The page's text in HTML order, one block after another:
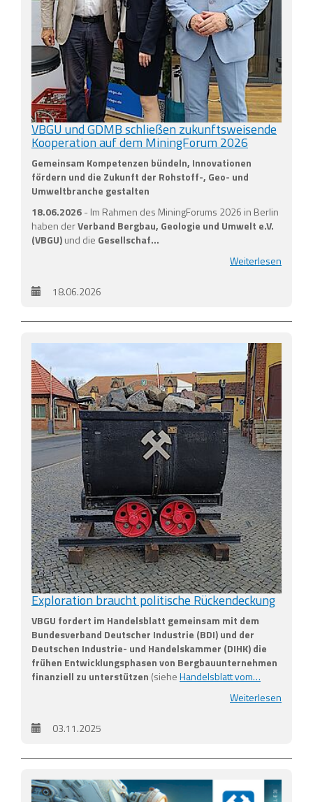
VBGU und GDMB schließen zukunftsweisende
Kooperation auf dem MiningForum 2026
Gemeinsam Kompetenzen bündeln, Innovationen
fördern und die Zukunft der Rohstoff-, Geo- und
Umweltbranche gestalten
18.06.2026- Im Rahmen des MiningForums 2026 in Berlin
haben derVerband Bergbau, Geologie und Umwelt e.V.
(VBGU)und die Gesellschaf…
Weiterlesen
18.06.2026
Exploration braucht politische Rückendeckung
VBGU fordert im Handelsblatt gemeinsam mit dem
Bundesverband Deutscher Industrie (BDI) und der
Deutschen Industrie- und Handelskammer (DIHK) die
frühen Entwicklungsphasen von Bergbauunternehmen
finanziell zu unterstützen (sieheHandelsblatt vom…
Weiterlesen
03.11.2025